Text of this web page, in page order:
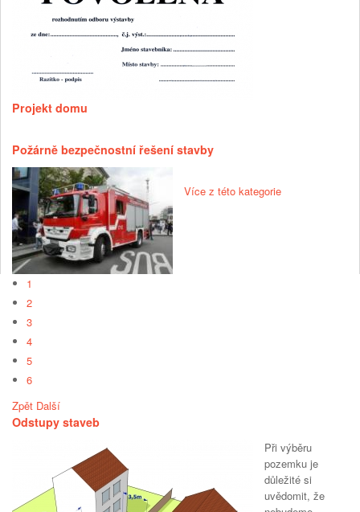
Projekt domu
Požárně bezpečnostní řešení stavby
Více z této kategorie
1
2
3
4
5
6
Zpět Další
Odstupy staveb
Při výběru
pozemku je
důležité si
uvědomit, že